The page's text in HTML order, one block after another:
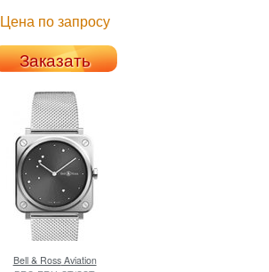
Цена по запросу
Заказать
Bell & RossAviation